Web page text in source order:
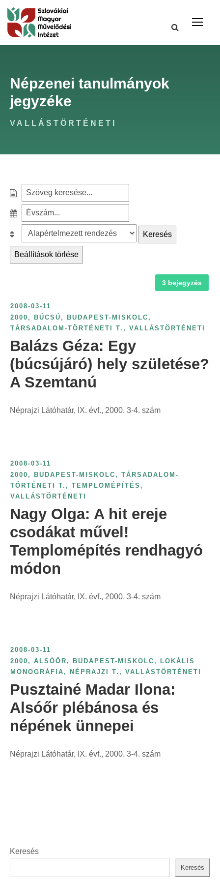
Népzenei tanulmányok
jegyzéke
VALLÁSTÖRTÉNETI
e
c
h
:
z
é
v
s
z
á
s
r
:
e
s
l
á
:
Keresés
Beállítások törlése
3 bejegyzés
2008-03-11
2000 , BÚCSÚ , BUDAPEST-MISKOLC ,
TÁRSADALOM-TÖRTÉNETI T. , VALLÁSTÖRTÉNETI
Balázs Géza: Egy
(búcsújáró) hely születése?
A Szemtanú
Néprajzi Látóhatár, IX. évf., 2000. 3-4. szám
2008-03-11
2000 , BUDAPEST-MISKOLC , TÁRSADALOM-
TÖRTÉNETI T. , TEMPLOMÉPÍTÉS ,
VALLÁSTÖRTÉNETI
Nagy Olga: A hit ereje
csodákat művel!
Templomépítés rendhagyó
módon
Néprajzi Látóhatár, IX. évf., 2000. 3-4. szám
2008-03-11
2000 , ALSÓŐR , BUDAPEST-MISKOLC , LOKÁLIS
MONOGRÁFIA , NÉPRAJZI T. , VALLÁSTÖRTÉNETI
Pusztainé Madar Ilona:
Alsóőr plébánosa és
népének ünnepei
Néprajzi Látóhatár, IX. évf., 2000. 3-4. szám
Keresés
Keresés